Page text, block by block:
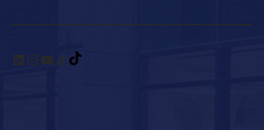
LinkedIn
Instagram
YouTube
TikTok